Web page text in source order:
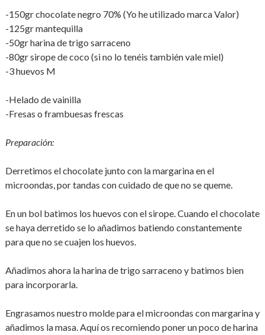
-150gr chocolate negro 70% (Yo he utilizado marca Valor)
-125gr mantequilla
-50gr harina de trigo sarraceno
-80gr sirope de coco (si no lo tenéis también vale miel)
-3 huevos M
-Helado de vainilla
-Fresas o frambuesas frescas
Preparación:
Derretimos el chocolate junto con la margarina en el
microondas, por tandas con cuidado de que no se queme.
En un bol batimos los huevos con el sirope. Cuando el chocolate
se haya derretido se lo añadimos batiendo constantemente
para que no se cuajen los huevos.
Añadimos ahora la harina de trigo sarraceno y batimos bien
para incorporarla.
Engrasamos nuestro molde para el microondas con margarina y
añadimos la masa. Aquí os recomiendo poner un poco de harina